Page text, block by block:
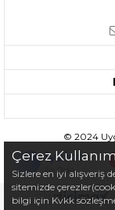
© 2024
Çerez
Sizlere en iyi alışveriş
sitemizde
bilgi için Kvkk